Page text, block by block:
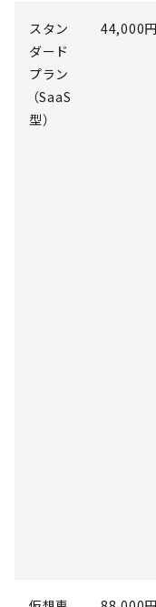
スタン
ダード
プラン
（SaaS
型）
44,000円